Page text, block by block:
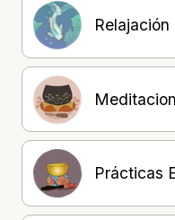
Prácticas